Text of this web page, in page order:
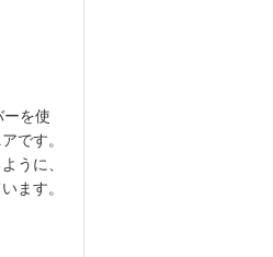
を使
です。
うに、
ます。